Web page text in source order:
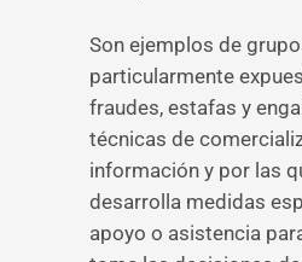
Son ejemplos de
particularmente
fraudes, estafas y
técnicas de
información y por las
desarrolla medidas
apoyo o asistencia